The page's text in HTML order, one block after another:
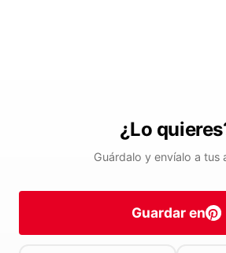
¿Lo
Guárdalo y envíalo a tus
Guardar en